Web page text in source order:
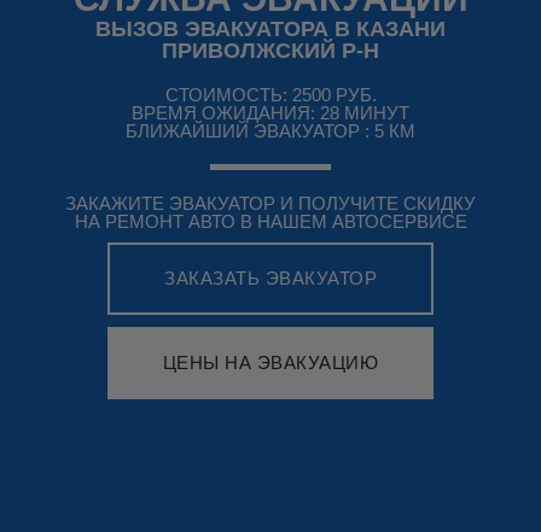
ВЫЗОВ ЭВАКУАТОРА В КАЗАНИ
ПРИВОЛЖСКИЙ Р-Н
СТОИМОСТЬ: 2500 РУБ.
ВРЕМЯ ОЖИДАНИЯ: 28 МИНУТ
БЛИЖАЙШИЙ ЭВАКУАТОР : 5 КМ
ЗАКАЖИТЕ ЭВАКУАТОР И ПОЛУЧИТЕ СКИДКУ
НА РЕМОНТ АВТО В НАШЕМ АВТОСЕРВИСЕ
ЗАКАЗАТЬ ЭВАКУАТОР
ЦЕНЫ НА ЭВАКУАЦИЮ